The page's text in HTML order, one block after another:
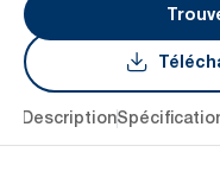
Description